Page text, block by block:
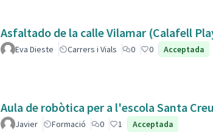
Asfaltado de la calle Vilamar (Calafell
Eva Dieste Carrers i Vials 0 0 Acceptada
Aula de robòtica per a l'escola Santa Creu
Javier Formació 0 1 Acceptada